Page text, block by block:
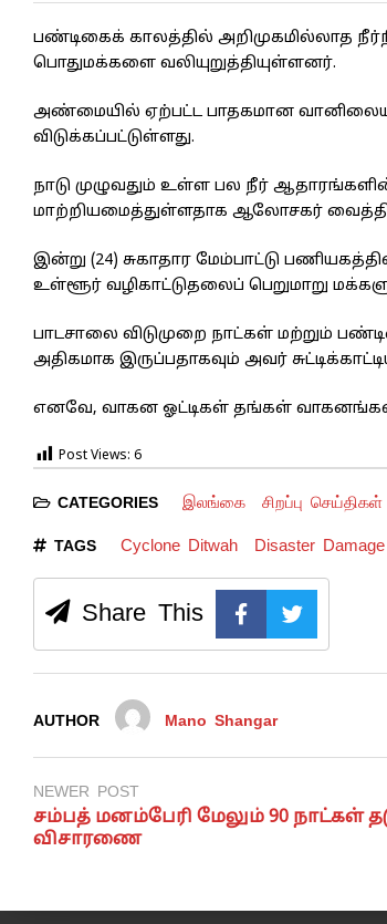
பண்டிகைக் காலத்தில் அறிமுகமில்லாத
பொதுமக்களை வலியுறுத்தியுள்ளனர்.
அண்மையில் ஏற்பட்ட பாதகமான
விடுக்கப்பட்டுள்ளது.
நாடு முழுவதும் உள்ள பல நீர்
மாற்றியமைத்துள்ளதாக ஆலோசகர்
இன்று (24) சுகாதார மேம்பாட்டு
உள்ளூர் வழிகாட்டுதலைப் பெறுமாறு
பாடசாலை விடுமுறை நாட்கள் மற்றும்
அதிகமாக இருப்பதாகவும் அவர்
எனவே, வாகன ஓட்டிகள் தங்கள் வாகனங்கள்
Post Views: 6
CATEGORIES இலங்கை சிறப்பு செய்திகள்
TAGS Cyclone Ditwah Disaster Damage
Share This
AUTHOR Mano Shangar
NEWER POST
சம்பத் மனம்பேரி மேலும் 90 நாட்கள்
விசாரணை